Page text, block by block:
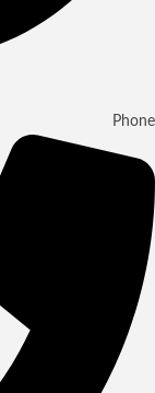
Phone